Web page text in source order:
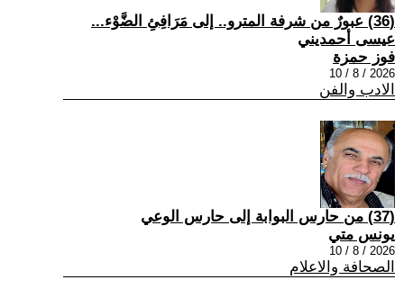
(36) عبورٌ من شرفة المترو.. إلى مَرَافِئِ الضَّوْء...
عيسى أحمديني
فوز حمزة
2026 / 8 / 10
الادب والفن
(37) من حارس البوابة إلى حارس الوعي
يونس متي
2026 / 8 / 10
الصحافة والاعلام